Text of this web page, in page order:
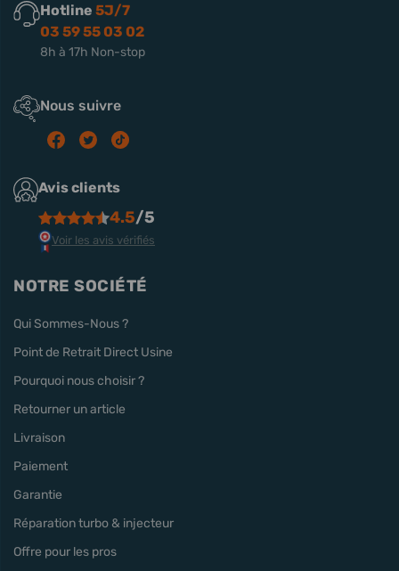
Hotline 5J/7
03 59 55 03 02
8h à 17h Non-stop
Nous suivre
Avis clients
4.5/5
Voir les avis vérifiés
NOTRE SOCIÉTÉ
Qui Sommes-Nous ?
Point de Retrait Direct Usine
Pourquoi nous choisir ?
Retourner un article
Livraison
Paiement
Garantie
Réparation turbo & injecteur
Offre pour les pros